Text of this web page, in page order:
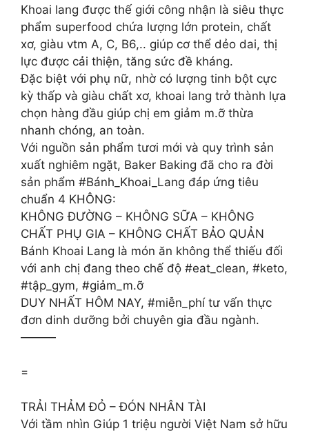
Khoai lang được thế giới công nhận là siêu thực
phẩm superfood chứa lượng lớn protein, chất
xơ, giàu vtm A, C, B6,.. giúp cơ thể dẻo dai, thị
lực được cải thiện, tăng sức đề kháng.
Đặc biệt với phụ nữ, nhờ có lượng tinh bột cực
kỳ thấp và giàu chất xơ, khoai lang trở thành lựa
chọn hàng đầu giúp chị em giảm m.ỡ thừa
nhanh chóng, an toàn.
Với nguồn sản phẩm tươi mới và quy trình sản
xuất nghiêm ngặt, Baker Baking đã cho ra đời
sản phẩm #Bánh_Khoai_Lang đáp ứng tiêu
chuẩn 4 KHÔNG:
KHÔNG ĐƯỜNG – KHÔNG SỮA – KHÔNG
CHẤT PHỤ GIA – KHÔNG CHẤT BẢO QUẢN
Bánh Khoai Lang là món ăn không thể thiếu đối
với anh chị đang theo chế độ #eat_clean, #keto,
#tập_gym, #giảm_m.ỡ
DUY NHẤT HÔM NAY, #miễn_phí tư vấn thực
đơn dinh dưỡng bởi chuyên gia đầu ngành.
———
=
TRẢI THẢM ĐỎ – ĐÓN NHÂN TÀI
Với tầm nhìn Giúp 1 triệu người Việt Nam sở hữu